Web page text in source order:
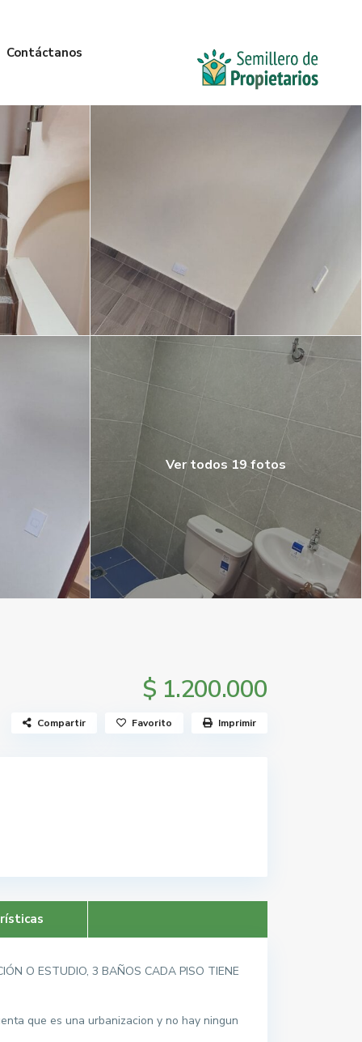
Contáctanos
Ver todos 19 fotos
$ 1.200.000
Compartir Favorito Imprimir
O ESTUDIO, 3 BAÑOS CADA PISO TIENE
que es una urbanizacion y no hay ningun